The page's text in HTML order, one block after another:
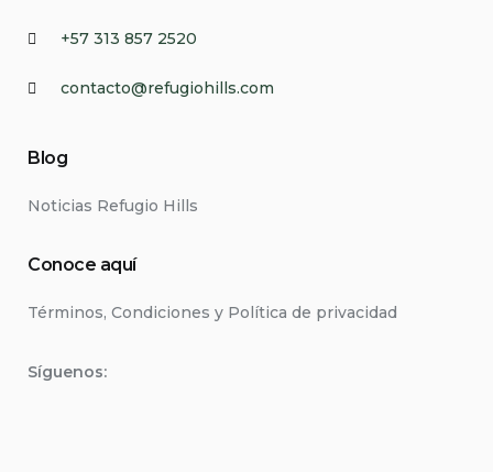
+57 313 857 2520
contacto@refugiohills.com
Blog
Noticias Refugio Hills
Conoce aquí
Términos, Condiciones y Política de privacidad
Síguenos: